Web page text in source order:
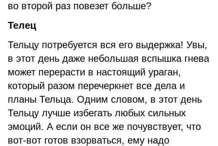
во второй раз повезет больше?
Телец
Тельцу потребуется вся его выдержка! Увы,
в этот день даже небольшая вспышка гнева
может перерасти в настоящий ураган,
который разом перечеркнет все дела и
планы Тельца. Одним словом, в этот день
Тельцу лучше избегать любых сильных
эмоций. А если он все же почувствует, что
вот-вот готов взорваться, ему надо